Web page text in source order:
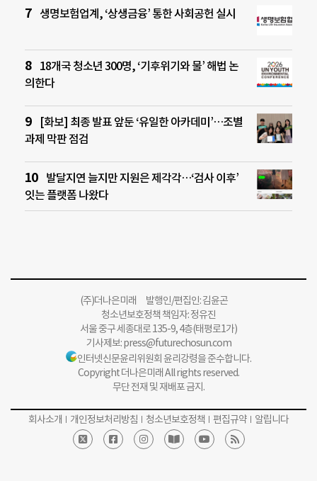
생명보험업계, ‘상생금융’ 통한 사회공헌 실시
18개국 청소년 300명, ‘기후위기와 물’ 해법 논
의한다
[화보] 최종 발표 앞둔 ‘유일한 아카데미’…조별
과제 막판 점검
발달지연 늘지만 지원은 제각각…‘검사 이후’
잇는 플랫폼 나왔다
(주)더나은미래 발행인/편집인: 김윤곤
청소년보호정책 책임자: 정유진
서울 중구 세종대로 135-9, 4층(태평로1가)
기사제보:press@futurechosun.com
인터넷신문윤리위원회 윤리강령을 준수합니다.
Copyright 더나은미래 All rights reserved.
무단 전재 및 재배포 금지.
회사소개 개인정보처리방침 청소년보호정책 편집규약 알립니다